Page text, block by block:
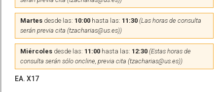
Martes desde las: 10:00 hasta las: 11:30 (Las horas de consulta
serán previa cita (tzacharias@us.es))
Miércoles desde las: 11:00 hasta las: 12:30 (Estas horas de
consulta serán sólo oncline, previa cita (tzacharias@us.es))
EA. X17